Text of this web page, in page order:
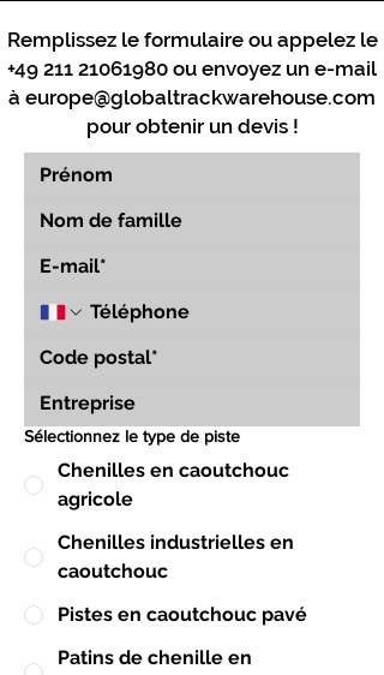
Remplissez le formulaire ou appelez le
+49 211 21061980 ou envoyez un e-mail
à europe@globaltrackwarehouse.com
pour obtenir un devis !
Sélectionnez le type de piste
Chenilles en caoutchouc
agricole
Chenilles industrielles en
caoutchouc
Pistes en caoutchouc pavé
Patins de chenille en